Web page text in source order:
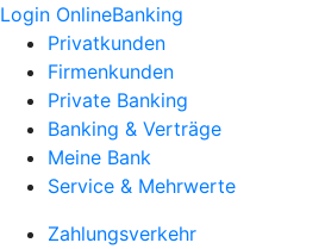
Login OnlineBanking
Privatkunden
Firmenkunden
Private Banking
Banking & Verträge
Meine Bank
Service & Mehrwerte
Zahlungsverkehr